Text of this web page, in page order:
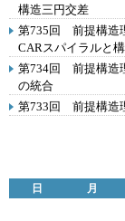
構造三円交差
第735回 前提構造
CARスパイラルと
第734回 前提構造
の統合
第733回 前提構造
日 月